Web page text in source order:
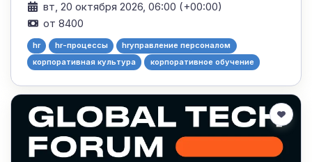
вт, 20 октября 2026, 06:00 (+00:00)
от 8400
hr hr-процессы
hrуправление персоналом
корпоративная культура
корпоративное обучение